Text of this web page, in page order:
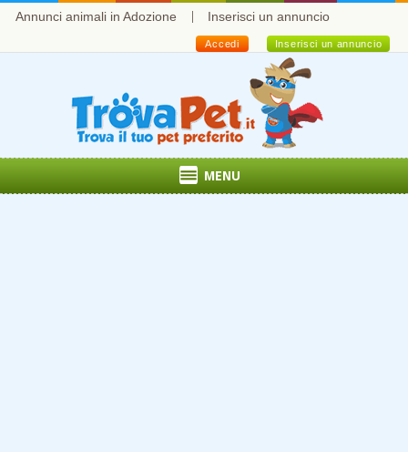
Annunci animali in Adozione Inserisci un annuncio
Inserisci un annuncio
Accedi
MENU